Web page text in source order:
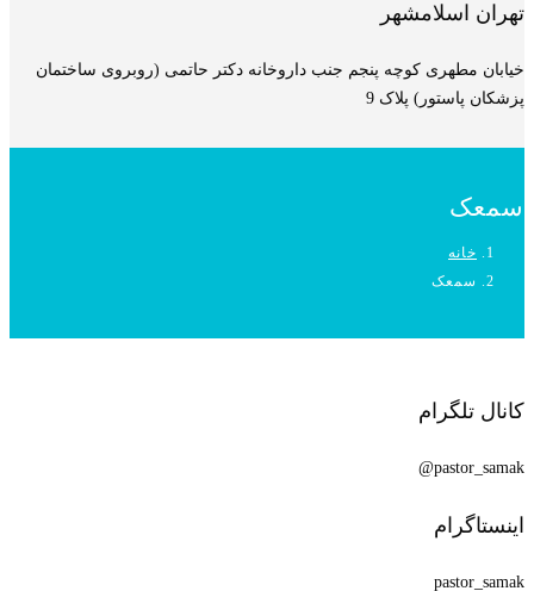
تهران اسلامشهر
خیابان مطهری کوچه پنجم جنب داروخانه دکتر حاتمی (روبروی ساختمان
پزشکان پاستور) پلاک 9
سمعک
خانه
سمعک
کانال تلگرام
pastor_samak@
اینستاگرام
pastor_samak